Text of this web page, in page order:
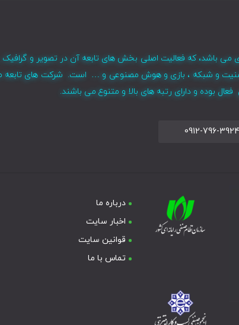
می باشد، که فعالیت اصلی بخش های تابعه آن در تصویر و
و شبکه ، بازی و هوش مصنوعی و … است. شرکت های تابعه
بوده و دارای رتبه های بالا و متنوع می باشند.
0912-796-3924
درباره ما
اخبار سایت
قوانین سایت
تماس با ما